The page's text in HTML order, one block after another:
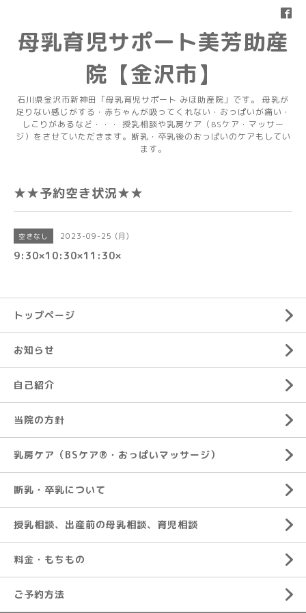
母乳育児サポート美芳助産
院【金沢市】
石川県金沢市新神田「母乳育児サポート みほ助産院」です。 母乳が
足りない感じがする・赤ちゃんが吸ってくれない・おっぱいが痛い・
しこりがあるなど・・・ 授乳相談や乳房ケア（BSケア・マッサー
ジ）をさせていただきます。断乳・卒乳後のおっぱいのケアもしてい
ます。
★★予約空き状況★★
空きなし 2023-09-25 (月)
9:30×10:30×11:30×
トップページ
お知らせ
自己紹介
当院の方針
乳房ケア（BSケア®︎・おっぱいマッサージ）
断乳・卒乳について
授乳相談、出産前の母乳相談、育児相談
料金・もちもの
ご予約方法